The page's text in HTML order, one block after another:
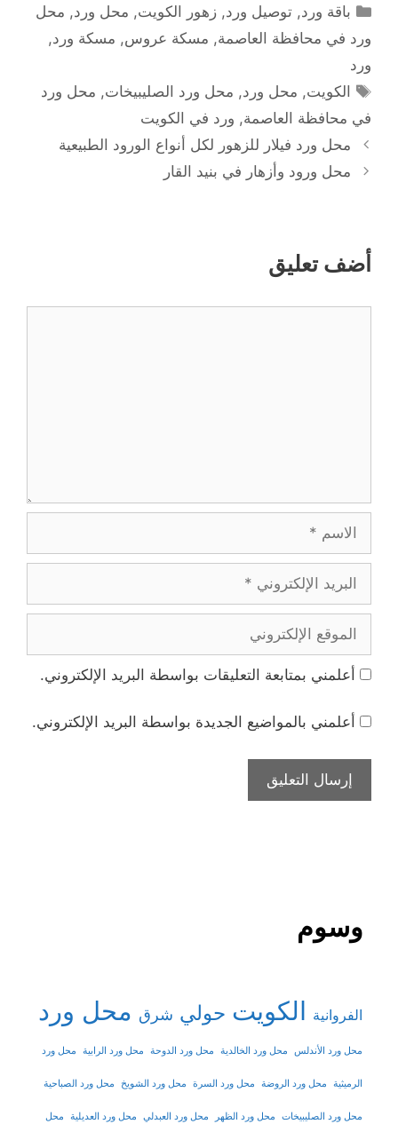
التصنيفات
باقة ورد,توصيل ورد,زهور الكويت, محل ورد, محل
ورد في محافظة العاصمة, مسكة عروس, مسكة ورد,
ورد
الوسوم
الكويت, محل ورد, محل ورد الصليبيخات, محل ورد
في محافظة العاصمة, ورد في الكويت
محل ورد فيلار للزهور لكل أنواع الورود الطبيعية
محل ورود وأزهار في بنيد القار
أضف تعليق
الإلكتروني
الإلكتروني
أعلمني بمتابعة التعليقات بواسطة البريد الإلكتروني.
أعلمني بالمواضيع الجديدة بواسطة البريد الإلكتروني.
وسوم
الفروانية الكويت حولي شرق محل ورد
محل ورد الأندلس محل ورد الخالدية محل ورد الدوحة محل ورد الرابية محل ورد
الرميثية محل ورد الروضة محل ورد السرة محل ورد الشويخ محل ورد الصباحية
محل ورد الصليبيخات محل ورد الظهر محل ورد العبدلي محل ورد العديلية محل